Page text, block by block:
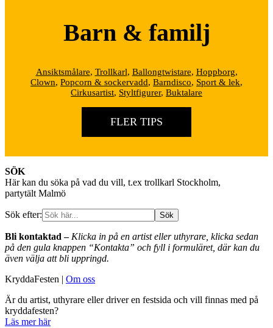
Barn & familj
Ansiktsmålare, Trollkarl, Ballongtwistare, Hoppborg,
Clown, Popcorn & sockervadd, Barndisco, Sport & lek,
Cirkusartist, Styltfigurer, Buktalare
FLER TIPS
Footer
SÖK
Här kan du söka på vad du vill, t.ex trollkarl Stockholm,
partytält Malmö
Sök efter:
Bli kontaktad – Klicka in på en artist eller uthyrare, klicka sedan
på den gula knappen “Kontakta” och fyll i formuläret, där kan du
även välja att bli uppringd.
KryddaFesten | Om oss
Är du artist, uthyrare eller driver en festsida och vill finnas med på
kryddafesten?
Läs mer här